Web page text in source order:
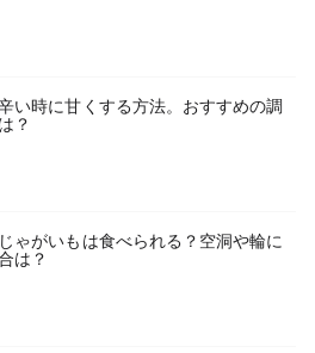
い時に甘くする方法。おすすめの調
？
ゃがいもは食べられる？空洞や輪に
は？